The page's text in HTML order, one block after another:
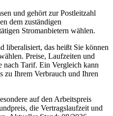
und gehört zur Postleitzahl
dem zuständigen
Stromanbietern wählen.
liberalisiert, das heißt Sie können
Preise, Laufzeiten und
nach Tarif. Ein Vergleich kann
zu Ihrem Verbrauch und Ihren
auf den Arbeitspreis
die Vertragslaufzeit und